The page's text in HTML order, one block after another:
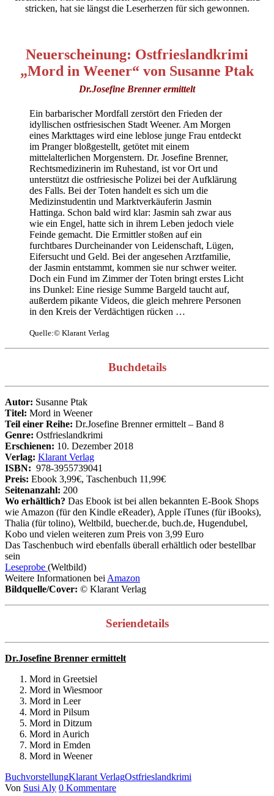
stricken, hat sie längst die Leserherzen für sich gewonnen.
Neuerscheinung: Ostfrieslandkrimi
„Mord in Weener“ von Susanne Ptak
Dr.Josefine Brenner ermittelt
Ein barbarischer Mordfall zerstört den Frieden der
idyllischen ostfriesischen Stadt Weener. Am Morgen
eines Markttages wird eine leblose junge Frau entdeckt
im Pranger bloßgestellt, getötet mit einem
mittelalterlichen Morgenstern. Dr. Josefine Brenner,
Rechtsmedizinerin im Ruhestand, ist vor Ort und
unterstützt die ostfriesische Polizei bei der Aufklärung
des Falls. Bei der Toten handelt es sich um die
Medizinstudentin und Marktverkäuferin Jasmin
Hattinga. Schon bald wird klar: Jasmin sah zwar aus
wie ein Engel, hatte sich in ihrem Leben jedoch viele
Feinde gemacht. Die Ermittler stoßen auf ein
furchtbares Durcheinander von Leidenschaft, Lügen,
Eifersucht und Geld. Bei der angesehen Arztfamilie,
der Jasmin entstammt, kommen sie nur schwer weiter.
Doch ein Fund im Zimmer der Toten bringt erstes Licht
ins Dunkel: Eine riesige Summe Bargeld taucht auf,
außerdem pikante Videos, die gleich mehrere Personen
in den Kreis der Verdächtigen rücken …
Quelle:© Klarant Verlag
Buchdetails
Autor: Susanne Ptak
Titel: Mord in Weener
Teil einer Reihe: Dr.Josefine Brenner ermittelt – Band 8
Genre: Ostfrieslandkrimi
Erschienen: 10. Dezember 2018
Verlag: Klarant Verlag
ISBN: 978-3955739041
Preis: Ebook 3,99€, Taschenbuch 11,99€
Seitenanzahl: 200
Wo erhältlich? Das Ebook ist bei allen bekannten E-Book Shops
wie Amazon (für den Kindle eReader), Apple iTunes (für iBooks),
Thalia (für tolino), Weltbild, buecher.de, buch.de, Hugendubel,
Kobo und vielen weiteren zum Preis von 3,99 Euro
Das Taschenbuch wird ebenfalls überall erhältlich oder bestellbar
sein
Leseprobe (Weltbild)
Weitere Informationen bei Amazon
Bildquelle/Cover: © Klarant Verlag
Seriendetails
Dr.Josefine Brenner ermittelt
Mord in Greetsiel
Mord in Wiesmoor
Mord in Leer
Mord in Pilsum
Mord in Ditzum
Mord in Aurich
Mord in Emden
Mord in Weener
BuchvorstellungKlarant VerlagOstfrieslandkrimi
Von Susi Aly 0 Kommentare